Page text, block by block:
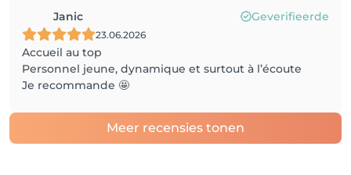
Janic Geverifieerde
23.06.2026
Accueil au top
Personnel jeune, dynamique et surtout à l’écoute
Je recommande 🤩
Meer recensies tonen